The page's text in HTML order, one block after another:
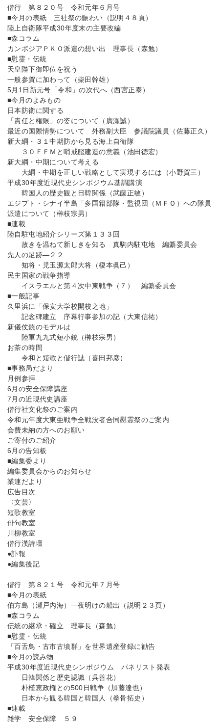
偕行 第８２０号 令和元年６月号
■今月の表紙 三社祭の賑わい（説明４８頁）
陸上自衛隊平成30年度末の主要改編
■森コラム
カンボジアＰＫＯ派遣の想い出 理事長（森勉）
■慰霊・伝統
天皇陛下御即位を祝う
一般参賀に加わって（柴田幹雄）
5月1日新元号「令和」の次代へ（西宮正泰）
■今月のよみもの
日本防衛に関する
「責任と権限」の姿について（廣瀬誠）
最近の国際情勢について 外務副大臣 参議院議員（佐藤正久）
新大綱・３１中期防から見る海上自衛隊
３０ＦＦＭと哨戒艦建造の意義（池田徳宏）
新大綱・中期について考える
大綱・中期を正しい戦略として実現するには（小野賀三）
平成30年度近現代史シンポジウム基調講演
韓国人の歴史観と日韓関係（武藤正敏）
エジプト・シナイ半島「多国籍部隊・監視団（ＭＦＯ）への隊員
派遣について（榊枝宗男）
■連載
陸自駐屯地紹介シリーズ第１３３回
故きを温ねて新しきを知る 真駒内駐屯地 編纂委員会
先人の足跡―２２
知将・児玉源太郎大将（榎本眞己）
民主国家の戦争指導
イスラエルと第４次中東戦争（７） 編纂委員会
■一般記事
久里浜に「保安大学校開校之地」
記念碑建立 序幕行事参加の記（大東信祐）
新儀仗銃のモデルは
陸軍九九式短小銃（榊枝宗男）
お茶の時間
令和と短歌と偕行誌（喜田邦彦）
■事務局だより
月例参拝
6月の安全保障講座
7月の近現代史講座
偕行社文化祭のご案内
令和元年度大東亜戦争全戦没者合同慰霊祭のご案内
会費未納の方へのお願い
ご寄付のご紹介
6月の告知板
■編集委より
編集委員会からのお知らせ
業連だより
広告目次
〈文芸〉
短歌教室
俳句教室
川柳教室
偕行漢詩壇
●訃報
●編集後記
偕行 第８２１号 令和元年７月号
■今月の表紙
伯方島（瀬戸内海）―夜明けの船出（説明２３頁）
■森コラム
伝統の継承・確立 理事長（森勉）
■慰霊・伝統
「百舌鳥・古市古墳群」を世界遺産登録に勧告
■今月の読み物
平成30年度近現代史シンポジウム パネリスト発表
日韓関係と歴史認識（呉善花）
朴槿恵政権との500日戦争（加藤達也）
日本から観る韓国と韓国人（拳骨拓史）
■連載
雑学 安全保障 ５９